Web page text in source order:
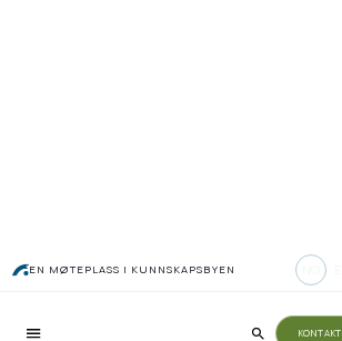
EN MØTEPLASS I KUNNSKAPSBYEN
KONTAKT
Utvikler AI for
anleggsmaskiner